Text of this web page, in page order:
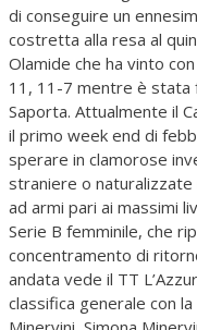
di conseguire un
costretta alla resa al
Olamide che ha vinto
11, 11-7 mentre è stata
Saporta. Attualmente il
il primo week end di
sperare in clamorose
straniere o
ad armi pari ai massimi
Serie B femminile, che
concentramento di
andata vede il TT
classifica generale con